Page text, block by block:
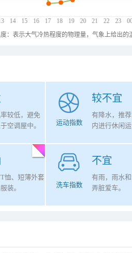
14 15 16 17 18 19 20 21 22 23
：表示大气冷热程度的物理量，气象上给出
较低，避免
空调屋中。
较不宜
运动指数
有降水，推
内进行休闲
恤、短薄外套
装。
不宜
洗车指数
有雨，雨水
弄脏爱车。